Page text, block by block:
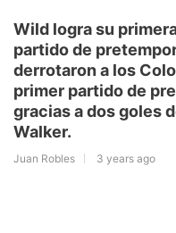
Wild logra su
partido de
derrotaron a los
primer partido de
gracias a dos goles
Walker.
Juan Robles 3 years ago